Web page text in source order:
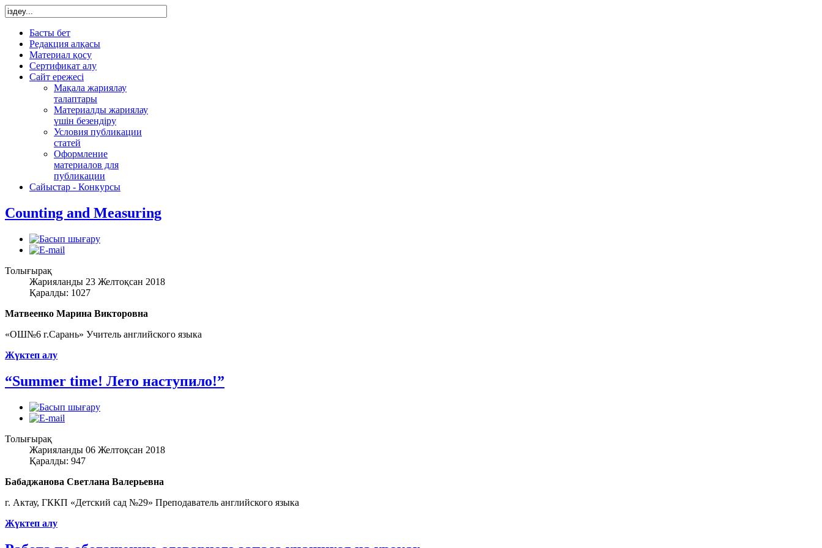
Басты бет
Редакция алқасы
Материал қосу
Сертификат алу
Сайт ережесі
Мақала жариялау
талаптары
Материалды жариялау
үшін безендіру
Условия публикации
статей
Оформление
материалов для
публикации
Сайыстар - Конкурсы
Counting and Measuring
Толығырақ
Жарияланды 23 Желтоқсан 2018
Қаралды: 1027
Матвеенко Марина Викторовна
«ОШ№6 г.Сарань» Учитель английского языка
Жүктеп алу
“Summer time! Лето наступило!”
Толығырақ
Жарияланды 06 Желтоқсан 2018
Қаралды: 947
Бабаджанова Светлана Валерьевна
г. Актау, ГККП «Детский сад №29» Преподаватель английского языка
Жүктеп алу